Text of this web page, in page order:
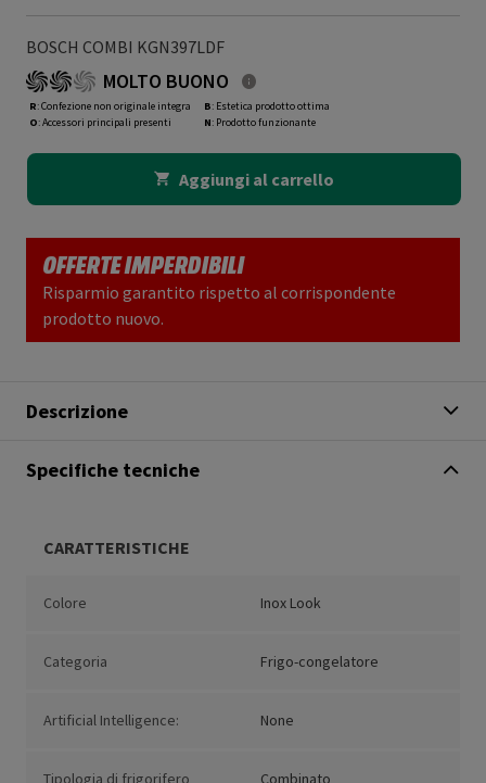
BOSCH COMBI KGN397LDF
MOLTO BUONO
R: Confezione non originale integra
O: Accessori principali presenti
B: Estetica prodotto ottima
N: Prodotto funzionante
Aggiungi al carrello
OFFERTE IMPERDIBILI
Risparmio garantito rispetto al corrispondente
prodotto nuovo.
Descrizione
Specifiche tecniche
CARATTERISTICHE
Colore Inox Look
Categoria Frigo-congelatore
Artificial Intelligence: None
Tipologia di frigorifero Combinato